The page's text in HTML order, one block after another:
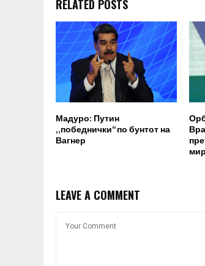
RELATED POSTS
Мадуро: Путин
„победнички“ по бунтот на
Вагнер
мир
LEAVE A COMMENT